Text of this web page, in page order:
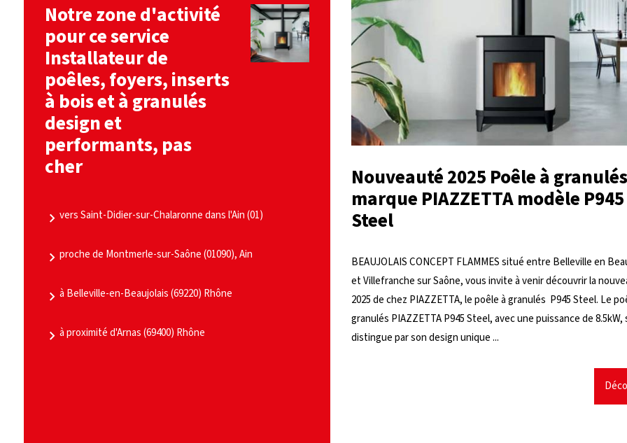
Notre zone d'activité
pour ce service
Installateur de
poêles, foyers, inserts
à bois et à granulés
design et
performants, pas
cher
vers Saint-Didier-sur-Chalaronne dans l'Ain (01)
proche de Montmerle-sur-Saône (01090), Ain
à Belleville-en-Beaujolais (69220) Rhône
à proximité d'Arnas (69400) Rhône
Nouveauté 2025 Poêle à
marque PIAZZETTA modèle P945
Steel
BEAUJOLAIS CONCEPT FLAMMES situé entre Belleville en
et Villefranche sur Saône, vous invite à venir découvrir la
2025 de chez PIAZZETTA, le poêle à granulés P945 Steel. Le
granulés PIAZZETTA P945 Steel, avec une puissance de 8.5kW,
distingue par son design unique ...